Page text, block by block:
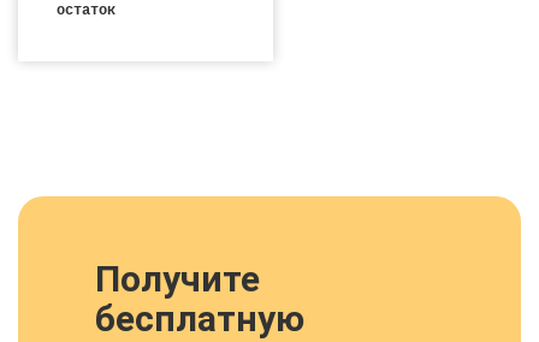
остаток
Получите
бесплатную